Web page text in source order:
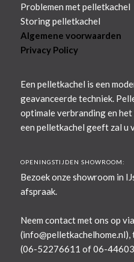
Problemen met pelletkachel
Storing pelletkachel
Algemene voorwaarden
Privacy Policy
Een pelletkachel is een
geavanceerde techniek.
optimale verbranding en
een pelletkachel geeft zal u
OPENINGSTIJDEN SHOWROOM:
Bezoek onze showroom in
afspraak.
Neem contact met ons op
(info@pelletkachelhome.nl),
(06-52276611 of 06-